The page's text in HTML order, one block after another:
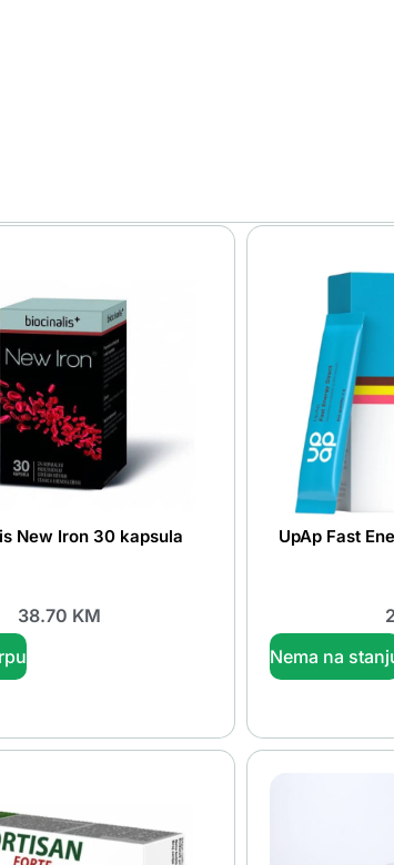
New Iron 30 kapsula
38.70 KM
UpAp Fast
Nema na